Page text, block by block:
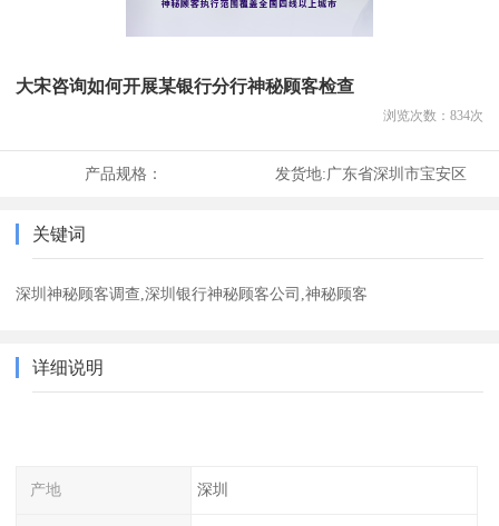
大宋咨询如何开展某银行分行神秘顾客检查
浏览次数： 834次
产品规格： 发货地:广东省深圳市宝安区
关键词
深圳神秘顾客调查,深圳银行神秘顾客公司,神秘顾客
详细说明
产地 深圳